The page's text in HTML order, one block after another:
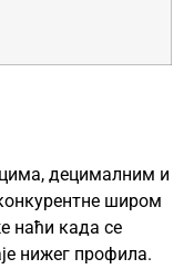
децималним и
широм
наћи када се
нижег профила.